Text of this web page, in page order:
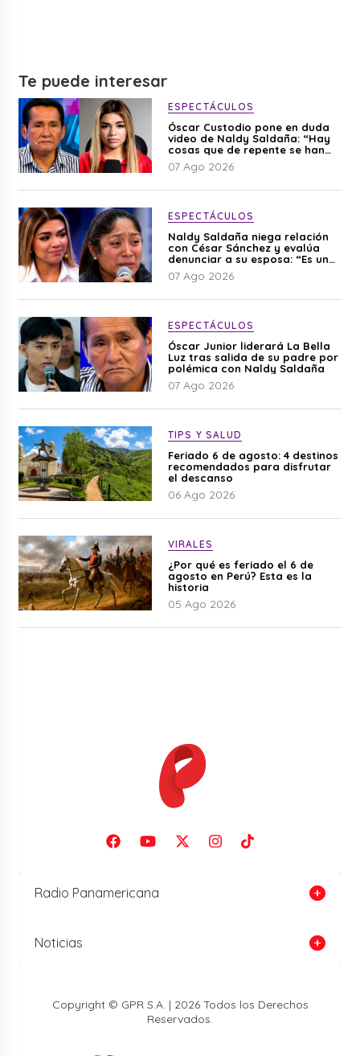
Te puede interesar
ESPECTÁCULOS
Óscar Custodio pone en duda
video de Naldy Saldaña: “Hay
cosas que de repente se han
editado”
07 Ago 2026
ESPECTÁCULOS
Naldy Saldaña niega relación
con César Sánchez y evalúa
denunciar a su esposa: “Es una
difamación”
07 Ago 2026
ESPECTÁCULOS
Óscar Junior liderará La Bella
Luz tras salida de su padre por
polémica con Naldy Saldaña
07 Ago 2026
TIPS Y SALUD
Feriado 6 de agosto: 4 destinos
recomendados para disfrutar
el descanso
06 Ago 2026
VIRALES
¿Por qué es feriado el 6 de
agosto en Perú? Esta es la
historia
05 Ago 2026
Radio Panamericana
Noticias
Copyright © GPR S.A. | 2026 Todos los Derechos
Reservados.